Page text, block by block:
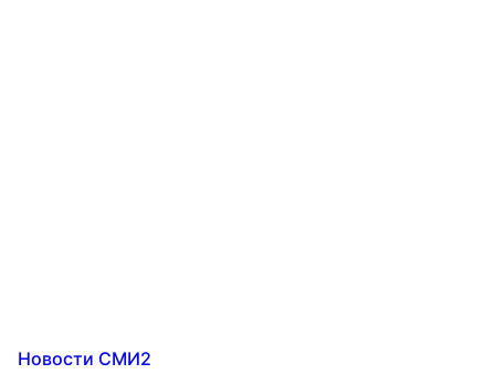
Новости СМИ2